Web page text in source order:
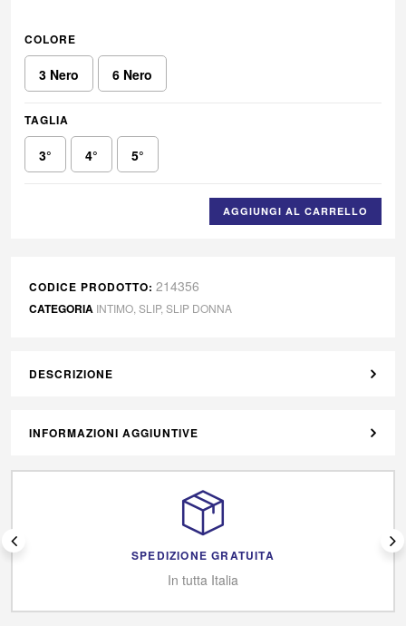
COLORE
3 Nero 6 Nero
TAGLIA
3° 4° 5°
AGGIUNGI AL CARRELLO
CODICE PRODOTTO: 214356
CATEGORIA INTIMO SLIP, SLIP DONNA
DESCRIZIONE
INFORMAZIONI AGGIUNTIVE
SPEDIZIONE GRATUITA
In tutta Italia